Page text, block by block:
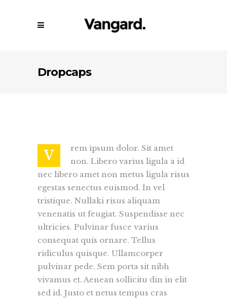
Dropcaps
V
rem ipsum dolor. Sit amet
non. Libero varius ligula a id
nec libero amet non metus ligula risus
egestas senectus euismod. In vel
tristique. Nullaki risus aliquam
venenatis ut feugiat. Suspendisse nec
ultricies. Pulvinar fusce varius
consequat quis ornare. Tellus
ridiculus quisque. Ullamcorper
pulvinar pede. Sem porta sit nibh
vivamus et. Aenean sollicitu din in elit
sed id. Justo et netus tempus cras